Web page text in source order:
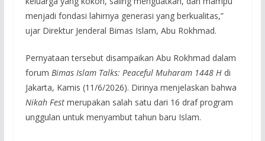
menjadi fondasi lahirnya generasi yang berkualitas,”
ujar Direktur Jenderal Bimas Islam, Abu Rokhmad.
Pernyataan tersebut disampaikan Abu Rokhmad dalam
forum Bimas Islam Talks: Peaceful Muharam 1448 Hdi
Jakarta, Kamis (11/6/2026). Dirinya menjelaskan bahwa
Nikah Festmerupakan salah satu dari 16 draf program
unggulan untuk menyambut tahun baru Islam.